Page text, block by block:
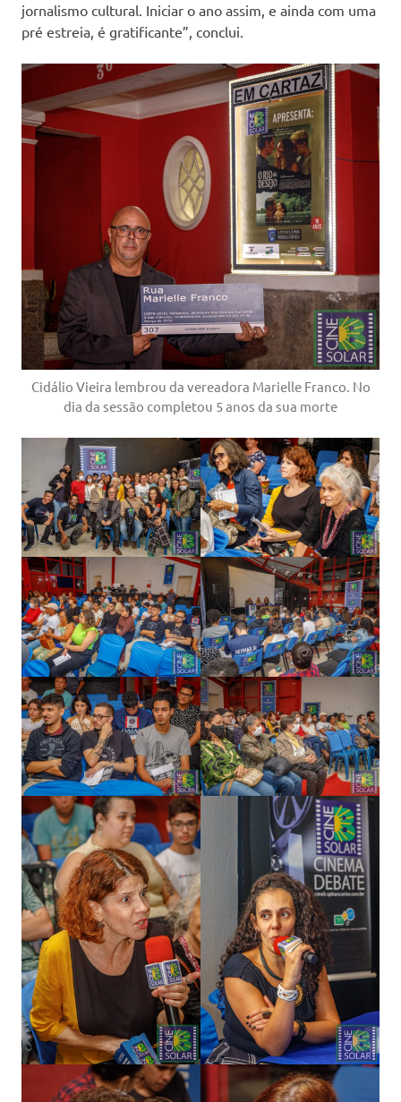
jornalismo cultural. Iniciar o ano assim, e ainda com uma
pré estreia, é gratificante”, conclui.
Cidálio Vieira lembrou da vereadora Marielle Franco. No
dia da sessão completou 5 anos da sua morte